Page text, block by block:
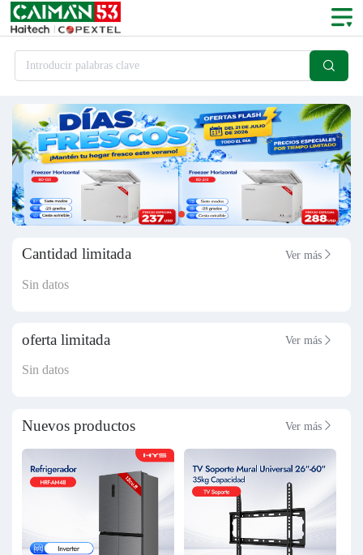
Introducir palabras clave 
Cantidad limitada Ver más 
Sin datos
oferta limitada Ver más 
Sin datos
Nuevos productos Ver más 